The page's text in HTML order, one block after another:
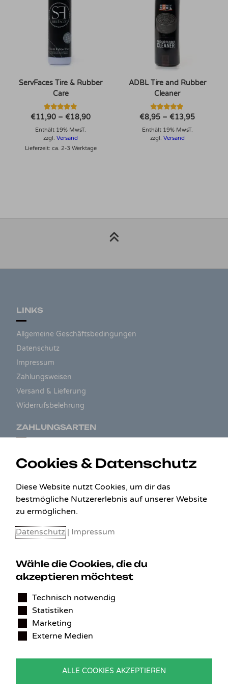
ServFaces Tire & Rubber
Care
Bewertet mit
von 5
€11,90 –€18,90Preisspanne:
Enthält 19% MwsT.
zzgl.Versand
Lieferzeit: ca. 2-3 Werktage
ADBL Tire and Rubber
Cleaner
Bewertet mit
5.00
von 5
€8,95 –€13,95
Enthält 19% MwsT.
zzgl. Versand
LINKS
Allgemeine Geschäftsbedingungen
Datenschutz
Impressum
Zahlungsweisen
Versand & Lieferung
Widerrufsbelehrung
ZAHLUNGSARTEN
KONTAKT
Benedikt Stelzner
Autopflege Stelzner
Kohlgraben 2b
97799 Zeitlofs
Deutschland
service@detailingverliebt.de
Cookies & Datenschutz
Diese Website nutzt Cookies, um dir das
bestmögliche Nutzererlebnis auf unserer Website
zu ermöglichen.
Datenschutz | Impressum
Wähle die Cookies, die du
akzeptieren möchtest
Technisch notwendig
Statistiken
Marketing
Externe Medien
ALLE COOKIES AKZEPTIEREN